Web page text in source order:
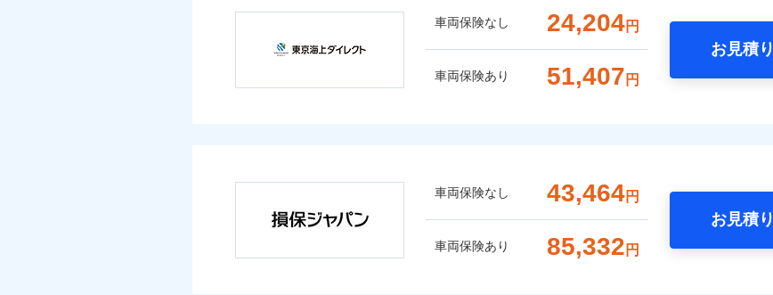
車両保険なし 24,204円
車両保険あり 51,407 円
お見積り
車両保険なし 43,464円
車両保険あり 85,332 円
お見積り